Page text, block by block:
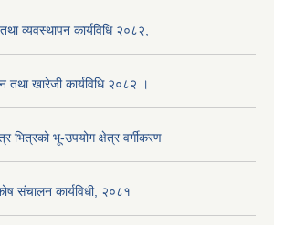
व्यवस्थापन कार्यविधि २०८२,
तथा खारेजी कार्यविधि २०८२ ।
भित्रको भू-उपयोग क्षेत्र वर्गीकरण
संचालन कार्यविधी, २०८१